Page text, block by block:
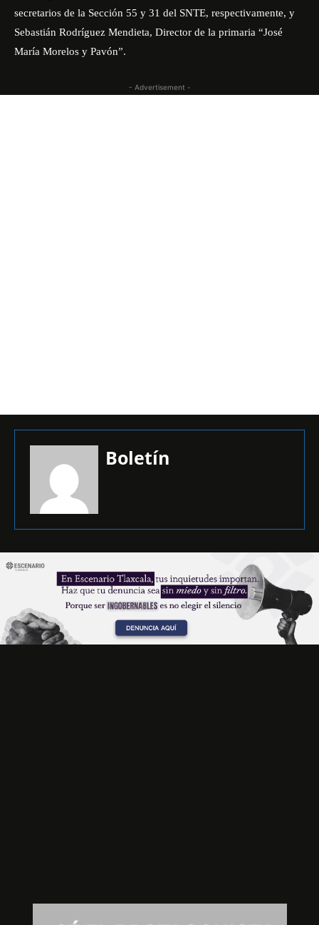
secretarios de la Sección 55 y 31 del SNTE, respectivamente, y
Sebastián Rodríguez Mendieta, Director de la primaria “José
María Morelos y Pavón”.
- Advertisement -
Boletín